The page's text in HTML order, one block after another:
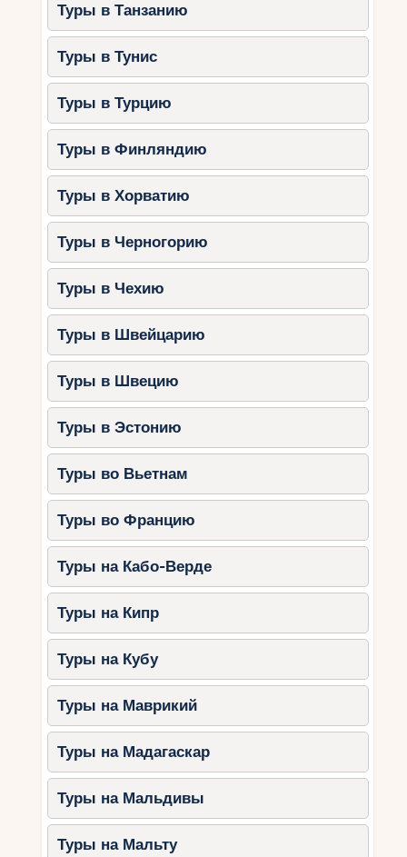
Туры в Танзанию
Туры в Тунис
Туры в Турцию
Туры в Финляндию
Туры в Хорватию
Туры в Черногорию
Туры в Чехию
Туры в Швейцарию
Туры в Швецию
Туры в Эстонию
Туры во Вьетнам
Туры во Францию
Туры на Кабо-Верде
Туры на Кипр
Туры на Кубу
Туры на Маврикий
Туры на Мадагаскар
Туры на Мальдивы
Туры на Мальту